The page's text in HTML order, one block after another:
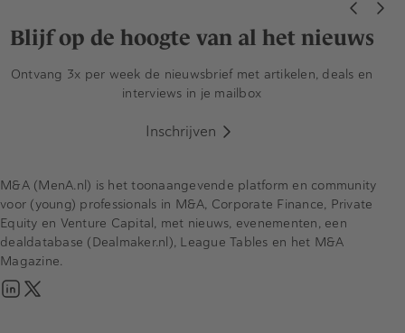
Blijf op de hoogte van al het nieuws
Ontvang 3x per week de nieuwsbrief met artikelen, deals en
interviews in je mailbox
Inschrijven
M&A (MenA.nl) is het toonaangevende platform en community
voor (young) professionals in M&A, Corporate Finance, Private
Equity en Venture Capital, met nieuws, evenementen, een
dealdatabase (Dealmaker.nl), League Tables en het M&A
Magazine.